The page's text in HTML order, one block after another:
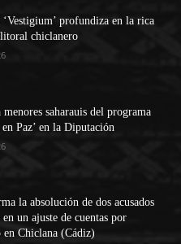
profundiza en la rica
chiclanero
menores saharauis del programa
en Paz’ en la Diputación
la absolución de dos acusados
en un ajuste de cuentas por
Chiclana (Cádiz)